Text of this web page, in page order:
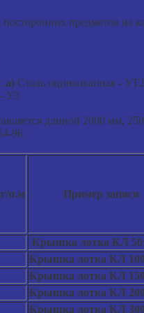
посторонних предметов
а) Сталь оцинкованная -
У3
длиной 2000 мм,
96.
п.м Пример записи
Крышка лотка КЛ
Крышка лотка КЛ
Крышка лотка КЛ
Крышка лотка КЛ
Крышка лотка КЛ